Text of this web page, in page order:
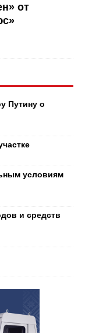
от
Путину о
условиям
и средств